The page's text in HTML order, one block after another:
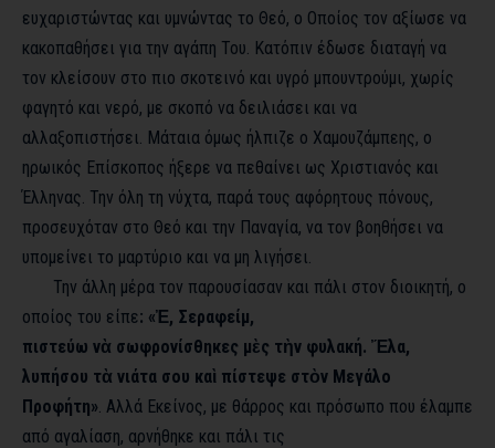
ευχαριστώντας και υμνώντας το Θεό, ο Οποίος τον αξίωσε να
κακοπαθήσει για την αγάπη Του. Κατόπιν έδωσε διαταγή να
τον κλείσουν στο πιο σκοτεινό και υγρό μπουντρούμι, χωρίς
φαγητό και νερό, με σκοπό να δειλιάσει και να
αλλαξοπιστήσει. Μάταια όμως ήλπιζε ο Χαμουζάμπεης, ο
ηρωικός Επίσκοπος ήξερε να πεθαίνει ως Χριστιανός και
Έλληνας. Την όλη τη νύχτα, παρά τους αφόρητους πόνους,
προσευχόταν στο Θεό και την Παναγία, να τον βοηθήσει να
υπομείνει το μαρτύριο και να μη λιγήσει.
Την άλλη μέρα τον παρουσίασαν και πάλι στον διοικητή, ο
οποίος του είπε: «Ἐ, Σεραφείμ,
πιστεύω νὰ σωφρονίσθηκες μὲς τὴν φυλακή. Ἔλα,
λυπήσου τὰ νιάτα σου καὶ πίστεψε στὸν Μεγάλο
Προφήτη» . Αλλά Εκείνος, με θάρρος και πρόσωπο που έλαμπε
από αγαλίαση, αρνήθηκε και πάλι τις